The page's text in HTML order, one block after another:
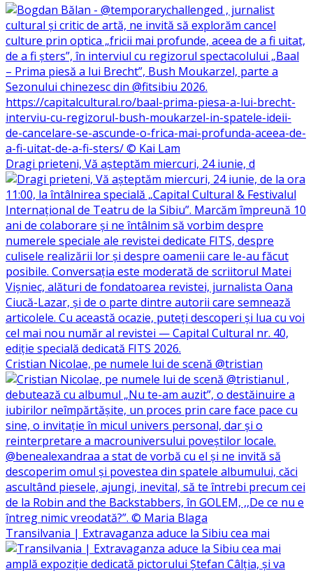
Dragi prieteni, Vă așteptăm miercuri, 24 iunie, d
Cristian Nicolae, pe numele lui de scenă @tristian
Transilvania | Extravaganza aduce la Sibiu cea mai